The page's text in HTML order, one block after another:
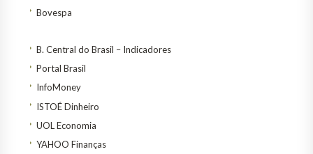
Bovespa
B. Central do Brasil – Indicadores
Portal Brasil
InfoMoney
ISTOÉ Dinheiro
UOL Economia
YAHOO Finanças